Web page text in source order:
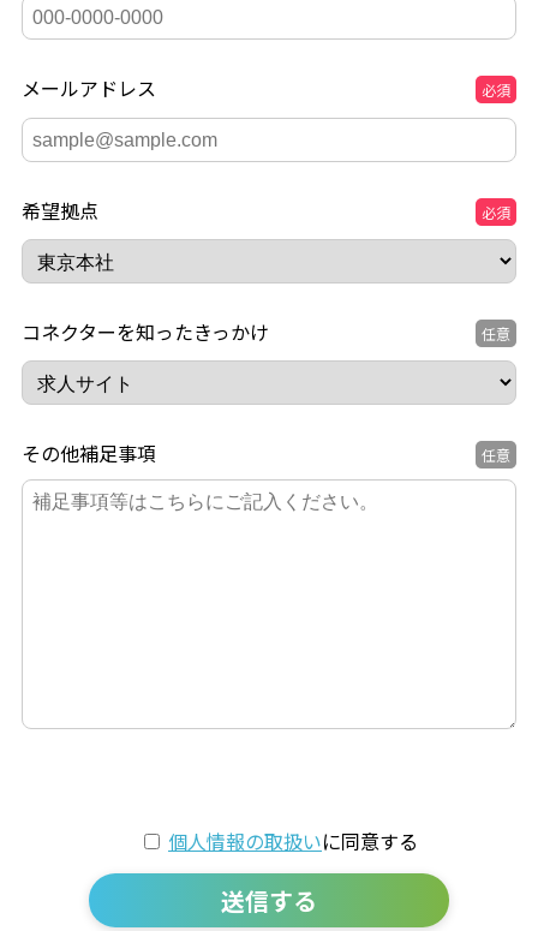
メールアドレス 必須
希望拠点 必須
コネクターを知ったきっかけ 任意
その他補足事項 任意
個人情報の取扱いに同意する
送信する